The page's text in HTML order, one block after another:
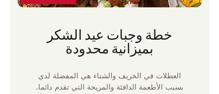
خطة وجبات عيد الشكر
بميزانية محدودة
العطلات في الخريف والشتاء هي المفضلة لدي
بسبب الأطعمة الدافئة والمريحة التي تقدم دائما.